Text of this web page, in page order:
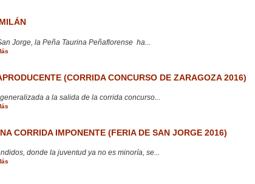
Jorge, la Peña Taurina Peñaflorense ha...
(CORRIDA CONCURSO DE ZARAGOZA 2016)
a la salida de la corrida concurso...
CORRIDA IMPONENTE (FERIA DE SAN JORGE 2016)
donde la juventud ya no es minoría, se...